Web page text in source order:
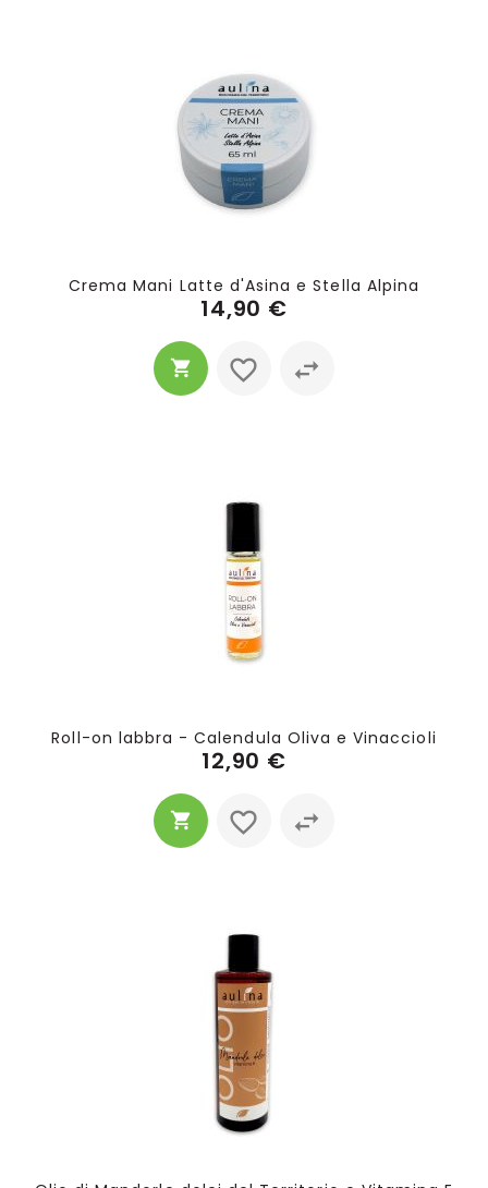
Crema Mani Latte d'Asina e Stella Alpina
14,90 €
Roll-on labbra - Calendula Oliva e Vinaccioli
12,90 €